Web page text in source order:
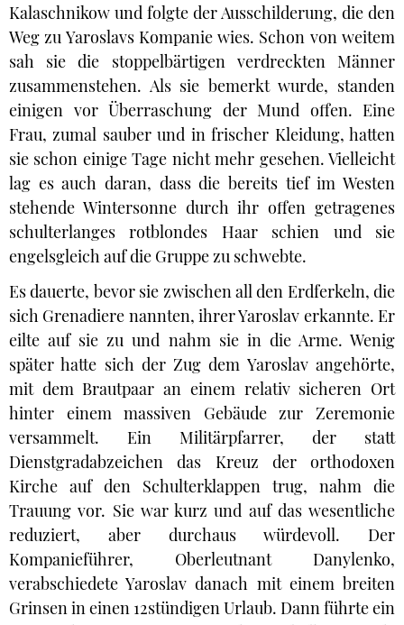
Kalaschnikow und folgte der Ausschilderung, die den
Weg zu Yaroslavs Kompanie wies. Schon von weitem
sah sie die stoppelbärtigen verdreckten Männer
zusammenstehen. Als sie bemerkt wurde, standen
einigen vor Überraschung der Mund offen. Eine
Frau, zumal sauber und in frischer Kleidung, hatten
sie schon einige Tage nicht mehr gesehen. Vielleicht
lag es auch daran, dass die bereits tief im Westen
stehende Wintersonne durch ihr offen getragenes
schulterlanges rotblondes Haar schien und sie
engelsgleich auf die Gruppe zu schwebte.
Es dauerte, bevor sie zwischen all den Erdferkeln, die
sich Grenadiere nannten, ihrer Yaroslav erkannte. Er
eilte auf sie zu und nahm sie in die Arme. Wenig
später hatte sich der Zug dem Yaroslav angehörte,
mit dem Brautpaar an einem relativ sicheren Ort
hinter einem massiven Gebäude zur Zeremonie
versammelt. Ein Militärpfarrer, der statt
Dienstgradabzeichen das Kreuz der orthodoxen
Kirche auf den Schulterklappen trug, nahm die
Trauung vor. Sie war kurz und auf das wesentliche
reduziert, aber durchaus würdevoll. Der
Kompanieführer, Oberleutnant Danylenko,
verabschiedete Yaroslav danach mit einem breiten
Grinsen in einen 12stündigen Urlaub. Dann führte ein